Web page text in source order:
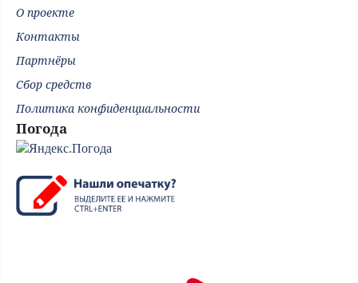
О проекте
Контакты
Партнёры
Сбор средств
Политика конфиденциальности
Погода